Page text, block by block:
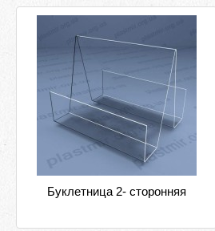
Буклетница 2- сторонняя